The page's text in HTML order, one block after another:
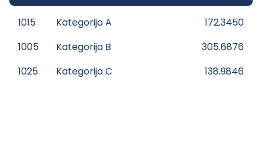
1015 Kategorija A
172.3450
1005
Kategorija B
305.6876
1025
Kategorija C 138.9846